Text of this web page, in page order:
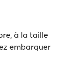
à la taille
embarquer